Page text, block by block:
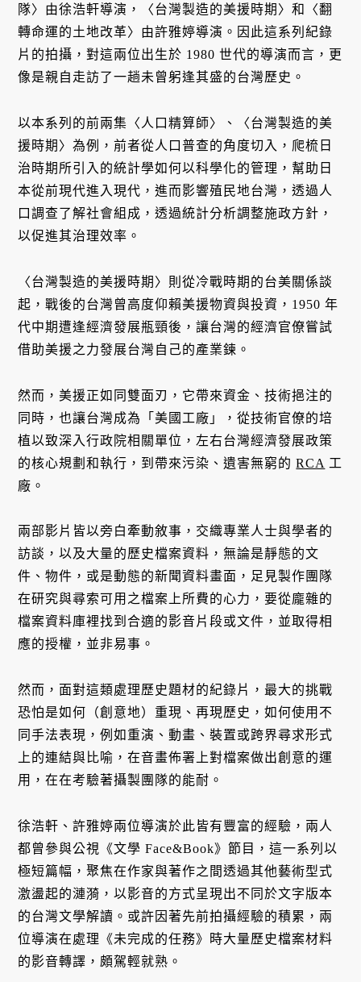
隊〉由徐浩軒導演，〈台灣製造的美援時期〉和〈翻
轉命運的土地改革〉由許雅婷導演。因此這系列紀錄
片的拍攝，對這兩位出生於 1980 世代的導演而言，更
像是親自走訪了一趟未曾躬逢其盛的台灣歷史。
以本系列的前兩集〈人口精算師〉、〈台灣製造的美
援時期〉為例，前者從人口普查的角度切入，爬梳日
治時期所引入的統計學如何以科學化的管理，幫助日
本從前現代進入現代，進而影響殖民地台灣，透過人
口調查了解社會組成，透過統計分析調整施政方針，
以促進其治理效率。
〈台灣製造的美援時期〉則從冷戰時期的台美關係談
起，戰後的台灣曾高度仰賴美援物資與投資，1950 年
代中期遭逢經濟發展瓶頸後，讓台灣的經濟官僚嘗試
借助美援之力發展台灣自己的產業鍊。
然而，美援正如同雙面刃，它帶來資金、技術挹注的
同時，也讓台灣成為「美國工廠」，從技術官僚的培
植以致深入行政院相關單位，左右台灣經濟發展政策
的核心規劃和執行，到帶來污染、遺害無窮的RCA 工
廠。
兩部影片皆以旁白牽動敘事，交織專業人士與學者的
訪談，以及大量的歷史檔案資料，無論是靜態的文
件、物件，或是動態的新聞資料畫面，足見製作團隊
在研究與尋索可用之檔案上所費的心力，要從龐雜的
檔案資料庫裡找到合適的影音片段或文件，並取得相
應的授權，並非易事。
然而，面對這類處理歷史題材的紀錄片，最大的挑戰
恐怕是如何（創意地）重現、再現歷史，如何使用不
同手法表現，例如重演、動畫、裝置或跨界尋求形式
上的連結與比喻，在音畫佈署上對檔案做出創意的運
用，在在考驗著攝製團隊的能耐。
徐浩軒、許雅婷兩位導演於此皆有豐富的經驗，兩人
都曾參與公視《文學 Face&Book》節目，這一系列以
極短篇幅，聚焦在作家與著作之間透過其他藝術型式
激盪起的漣漪，以影音的方式呈現出不同於文字版本
的台灣文學解讀。或許因著先前拍攝經驗的積累，兩
位導演在處理《未完成的任務》時大量歷史檔案材料
的影音轉譯，頗駕輕就熟。